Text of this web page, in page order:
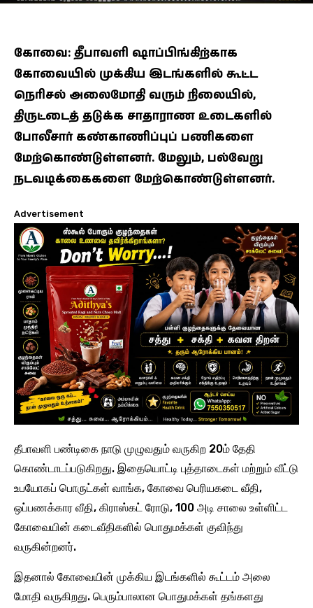
கோவை: தீபாவளி ஷாப்பிங்கிற்காக
கோவையில் முக்கிய இடங்களில் கூட்ட
நெரிசல் அலைமோதி வரும் நிலையில்,
திருட்டைத் தடுக்க சாதாராண உடைகளில்
போலீசார் கண்காணிப்புப் பணிகளை
மேற்கொண்டுள்ளனர். மேலும், பல்வேறு
நடவடிக்கைகளை மேற்கொண்டுள்ளனர்.
Advertisement
தீபாவளி பண்டிகை நாடு முழுவதும் வருகிற 20ம் தேதி
கொண்டாடப்படுகிறது. இதையொட்டி புத்தாடைகள் மற்றும் வீட்டு
உபயோகப் பொருட்கள் வாங்க, கோவை பெரியகடை வீதி,
ஒப்பணக்கார வீதி, கிராஸ்கட் ரோடு, 100 அடி சாலை உள்ளிட்ட
கோவையின் கடைவீதிகளில் பொதுமக்கள் குவிந்து
வருகின்றனர்.
இதனால் கோவையின் முக்கிய இடங்களில் கூட்டம் அலை
மோதி வருகிறது. பெரும்பாலான பொதுமக்கள் தங்களது